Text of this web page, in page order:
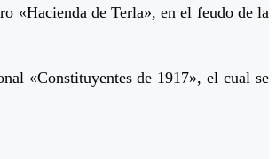
«Hacienda de Terla», en el feudo de la
«Constituyentes de 1917», el cual se